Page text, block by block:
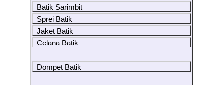
Batik Sarimbit
Sprei Batik
Jaket Batik
Celana Batik
Dompet Batik